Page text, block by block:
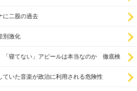
に二股の過去
別激化
「寝てない」アピールは本当なのか 徹底検
ていた音楽が政治に利用される危険性